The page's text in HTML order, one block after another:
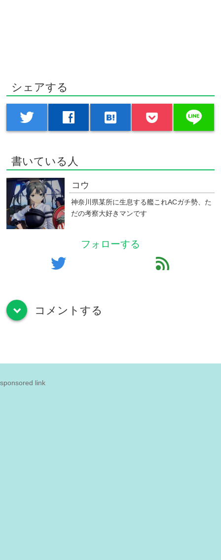
シェアする
twitter facebook hatenabookmark line
書いている人
コウ
神奈川県某所に生息する艦これACガチ勢、た
だの考察大好きマンです
フォローする
twitter feed
down コメントする
sponsored link